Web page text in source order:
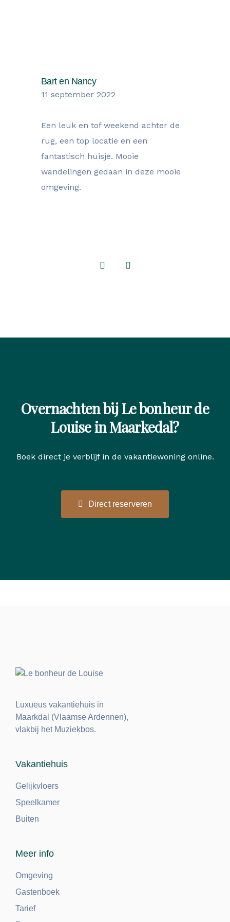
Bart en Nancy
11 september 2022
Een leuk en tof weekend achter de
rug, een top locatie en een
fantastisch huisje. Mooie
wandelingen gedaan in deze mooie
omgeving.
Overnachten bij Le bonheur de
Louise in Maarkedal?
Boek direct je verblijf in de vakantiewoning online.
Direct reserveren
Luxueus vakantiehuis in
Maarkdal (Vlaamse Ardennen),
vlakbij het Muziekbos.
Vakantiehuis
Gelijkvloers
Speelkamer
Buiten
Meer info
Omgeving
Gastenboek
Tarief